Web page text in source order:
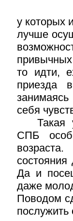
у которых
лучше
то идти,
приезда
себя
Такая
СПБ
Да и
даже
Поводом